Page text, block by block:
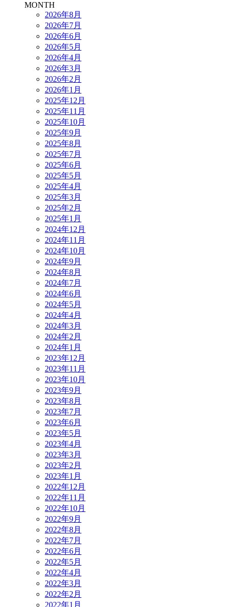
MONTH
2026年8月
2026年7月
2026年6月
2026年5月
2026年4月
2026年3月
2026年2月
2026年1月
2025年12月
2025年11月
2025年10月
2025年9月
2025年8月
2025年7月
2025年6月
2025年5月
2025年4月
2025年3月
2025年2月
2025年1月
2024年12月
2024年11月
2024年10月
2024年9月
2024年8月
2024年7月
2024年6月
2024年5月
2024年4月
2024年3月
2024年2月
2024年1月
2023年12月
2023年11月
2023年10月
2023年9月
2023年8月
2023年7月
2023年6月
2023年5月
2023年4月
2023年3月
2023年2月
2023年1月
2022年12月
2022年11月
2022年10月
2022年9月
2022年8月
2022年7月
2022年6月
2022年5月
2022年4月
2022年3月
2022年2月
2022年1月